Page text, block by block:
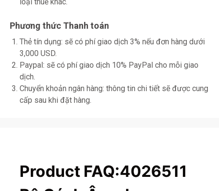
Phương thức Thanh toán
Thẻ tín dụng: sẽ có phí giao dịch 3% nếu đơn hàng dưới
3,000 USD.
Paypal: sẽ có phí giao dịch 10% PayPal cho mỗi giao
dịch.
Chuyển khoản ngân hàng: thông tin chi tiết sẽ được cung
cấp sau khi đặt hàng.
Product FAQ:4026511